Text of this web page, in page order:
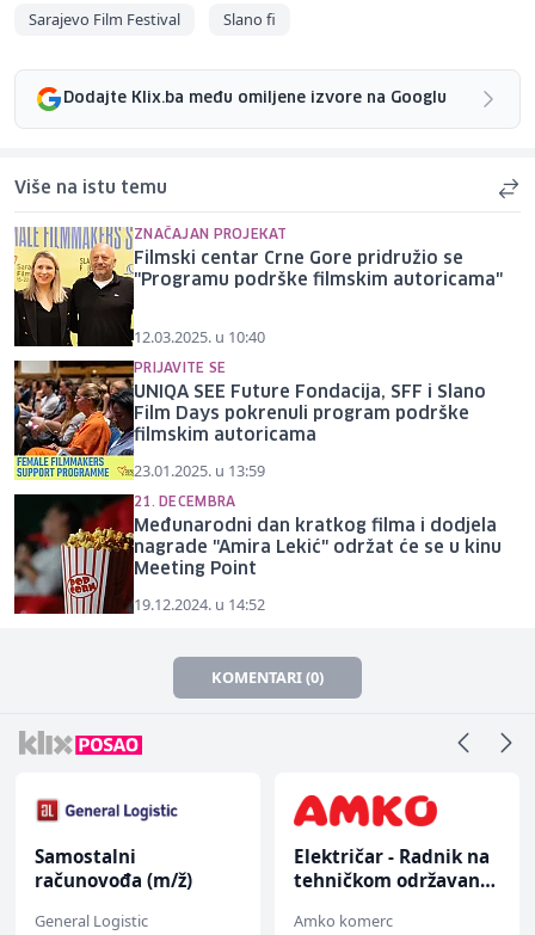
Sarajevo Film Festival Slano fi
Dodajte Klix.ba među omiljene izvore na Googlu
Više na istu temu
ZNAČAJAN PROJEKAT
Filmski centar Crne Gore pridružio se
"Programu podrške filmskim autoricama"
12.03.2025. u 10:40
PRIJAVITE SE
UNIQA SEE Future Fondacija, SFF i Slano
Film Days pokrenuli program podrške
filmskim autoricama
23.01.2025. u 13:59
21. DECEMBRA
Međunarodni dan kratkog filma i dodjela
nagrade "Amira Lekić" održat će se u kinu
Meeting Point
19.12.2024. u 14:52
KOMENTARI (0)
Samostalni
računovođa (m/ž)
General Logistic
Električar - Radnik na
tehničkom održavanju
Amko komerc